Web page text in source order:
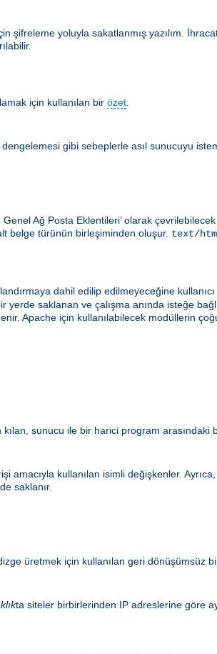
yoluyla sakatlanmış yazılım.
için kullanılan bir özet
gibi sebeplerle asıl sunucuyu
Ağ Posta Eklentileri’ olarak
belge türünün birleşiminden oluşur. text/
dahil edilip edilmeyeceğine
yerde saklanan ve çalışma anında isteğe
Apache için kullanılabilecek modüllerin
sunucu ile bir harici program
amacıyla kullanılan isimli değişkenler.
saklanır.
üretmek için kullanılan geri dönüşümsüz
ta siteler birbirlerinden IP adreslerine göre